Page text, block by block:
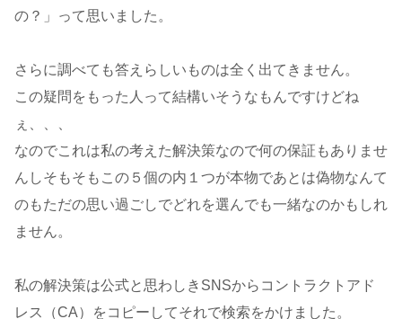
の？」って思いました。
さらに調べても答えらしいものは全く出てきません。
この疑問をもった人って結構いそうなもんですけどね
ぇ、、、
なのでこれは私の考えた解決策なので何の保証もありませ
んしそもそもこの５個の内１つが本物であとは偽物なんて
のもただの思い過ごしでどれを選んでも一緒なのかもしれ
ません。
私の解決策は公式と思わしきSNSからコントラクトアド
レス（CA）をコピーしてそれで検索をかけました。